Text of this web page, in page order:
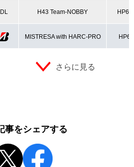
DL H43 Team-NOBBY HP6q
MISTRESA with HARC-PRO HP6
さらに見る
事をシェアする